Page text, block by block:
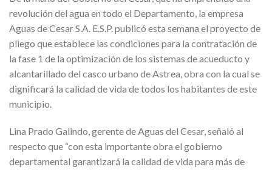
revolución del agua en todo el Departamento, la empresa
Aguas de Cesar S.A. E.S.P. publicó esta semana el proyecto de
pliego que establece las condiciones para la contratación de
la fase 1 de la optimización de los sistemas de acueducto y
alcantarillado del casco urbano de Astrea, obra con la cual se
dignificará la calidad de vida de todos los habitantes de este
municipio.
Lina Prado Galindo, gerente de Aguas del Cesar, señaló al
respecto que “con esta importante obra el gobierno
departamental garantizará la calidad de vida para más de